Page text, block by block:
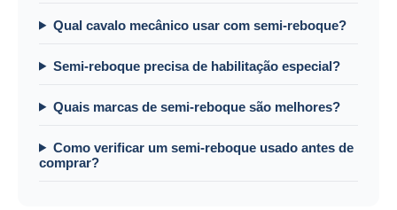
Qual cavalo mecânico usar com semi-reboque?
Semi-reboque precisa de habilitação especial?
Quais marcas de semi-reboque são melhores?
Como verificar um semi-reboque usado antes de
comprar?